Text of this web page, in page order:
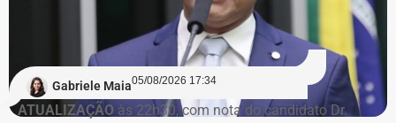
Na avaliação do Executivo estadual, a recuperação
judicial deixou de cumprir sua função de permitir a
recuperação da empresa.
Gabriele Maia05/08/2026 17:34
ATUALIZAÇÃO às 22h30, com nota do candidato Dr.